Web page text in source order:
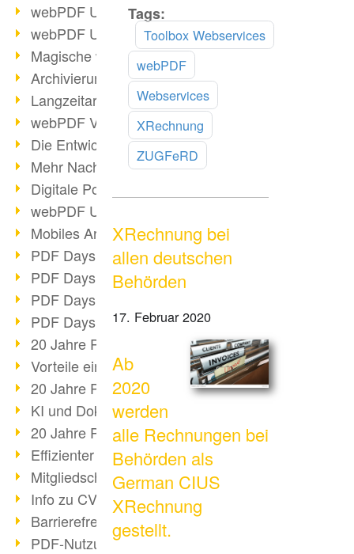
webPDF Update 8.0.0.2727
webPDF Update 9.0.0.2732
Magische webPDF Version 9
Archivierung: Aufbewahrungsfristen
Langzeitarchivierung mit PDF/A
webPDF Video - Behind the Scenes
Die Entwicklung von PDF/X
Mehr Nachhaltigkeit durch PDF
Digitale Post als PDF/A
webPDF Update 8.0.0.2531
Mobiles Arbeiten mit PDF
PDF Days 2022 Themenblock 3
PDF Days 2022 Themenblock 2
PDF Days 2022 Themenblock 1
PDF Days Europe 2022
20 Jahre PDF/X (Teil 3)
Vorteile einer PDF-Businesslösung
20 Jahre PDF/X (Teil 2)
KI und Dokumenten-Management
20 Jahre PDF/X (Teil 1)
Effizienter Dokumenten Workflow
Mitgliedschaft PDF Association
Info zu CVE-2022-22965
Barrierefreiheit mehr als Inklusion
PDF-Nutzung durch Pandemie
Tags:
Toolbox Webservices
webPDF
Webservices
XRechnung
ZUGFeRD
XRechnung bei
allen deutschen
Behörden
17. Februar 2020
Ab
2020
werden
alle Rechnungen bei
Behörden als
German CIUS
XRechnung
gestellt.